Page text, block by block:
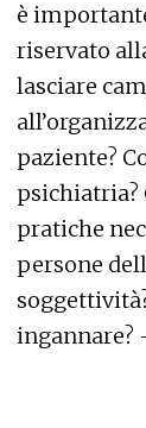
è
riservato
lasciare
paziente?
psichiatria?
pratiche
persone
ingannare?